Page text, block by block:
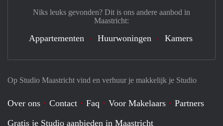
Op Studio Maastricht vind en verhuur je makkelijk je Studio
Over ons Contact Faq Voor Makelaars
Partners
Gratis je Studio aanbieden in Maastricht
Niks leuks gevonden? Dit is ons andere aanbod in
Maastricht:
Appartementen Huurwoningen Kamers